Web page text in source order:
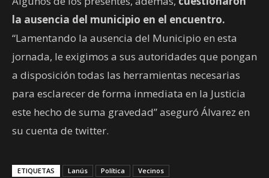
la ausencia del municipio en el encuentro.
“Lamentando la ausencia del Municipio en esta
jornada, le exigimos a sus autoridades que pongan
a disposición todas las herramientas necesarias
para esclarecer de forma inmediata en la Justicia
este hecho de suma gravedad” aseguró Álvarez en
su cuenta de twitter.
ETIQUETAS Lanús Política Vecinos